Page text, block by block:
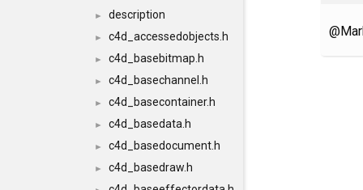
► description
► c4d_accessedobjects.h
► c4d_basebitmap.h
► c4d_basechannel.h
► c4d_basecontainer.h
► c4d_basedata.h
► c4d_basedocument.h
► c4d_basedraw.h